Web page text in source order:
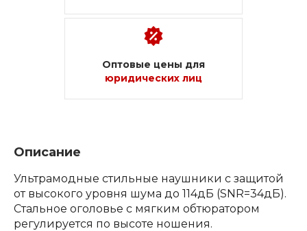
Оптовые цены для
юридических лиц
Описание
Ультрамодные стильные наушники с защитой
от высокого уровня шума до 114дБ (SNR=34дБ).
Стальное оголовье с мягким обтюратором
регулируется по высоте ношения.